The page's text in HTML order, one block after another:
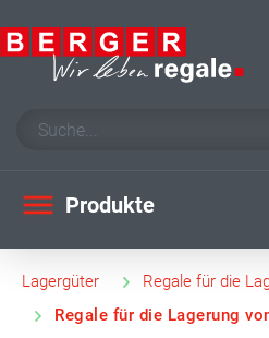
Produkte
Lagergüter
Regale für die
Regale für die Lagerung